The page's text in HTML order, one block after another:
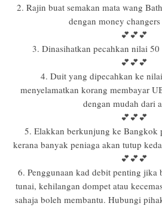
2. Rajin buat semakan mata wang
dengan money
💕💕💕
3. Dinasihatkan pecahkan nilai
💕💕💕
4. Duit yang dipecahkan ke
menyelamatkan korang membayar
dengan mudah dari
💕💕💕
5. Elakkan berkunjung ke Bangkok
kerana banyak peniaga akan tutup
💕💕💕
6. Penggunaan kad debit penting jika
tunai, kehilangan dompet atau
sahaja boleh membantu. Hubungi